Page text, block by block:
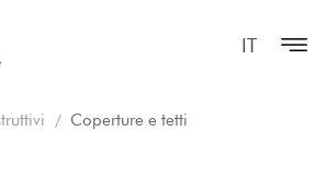
IT
Coperture e tetti